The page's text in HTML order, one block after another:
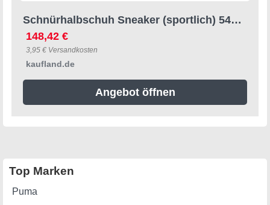
Schnürhalbschuh Sneaker (sportlich) 5453-149
148,42 €
3,95 € Versandkosten
kaufland.de
Angebot öffnen
Top Marken
Puma